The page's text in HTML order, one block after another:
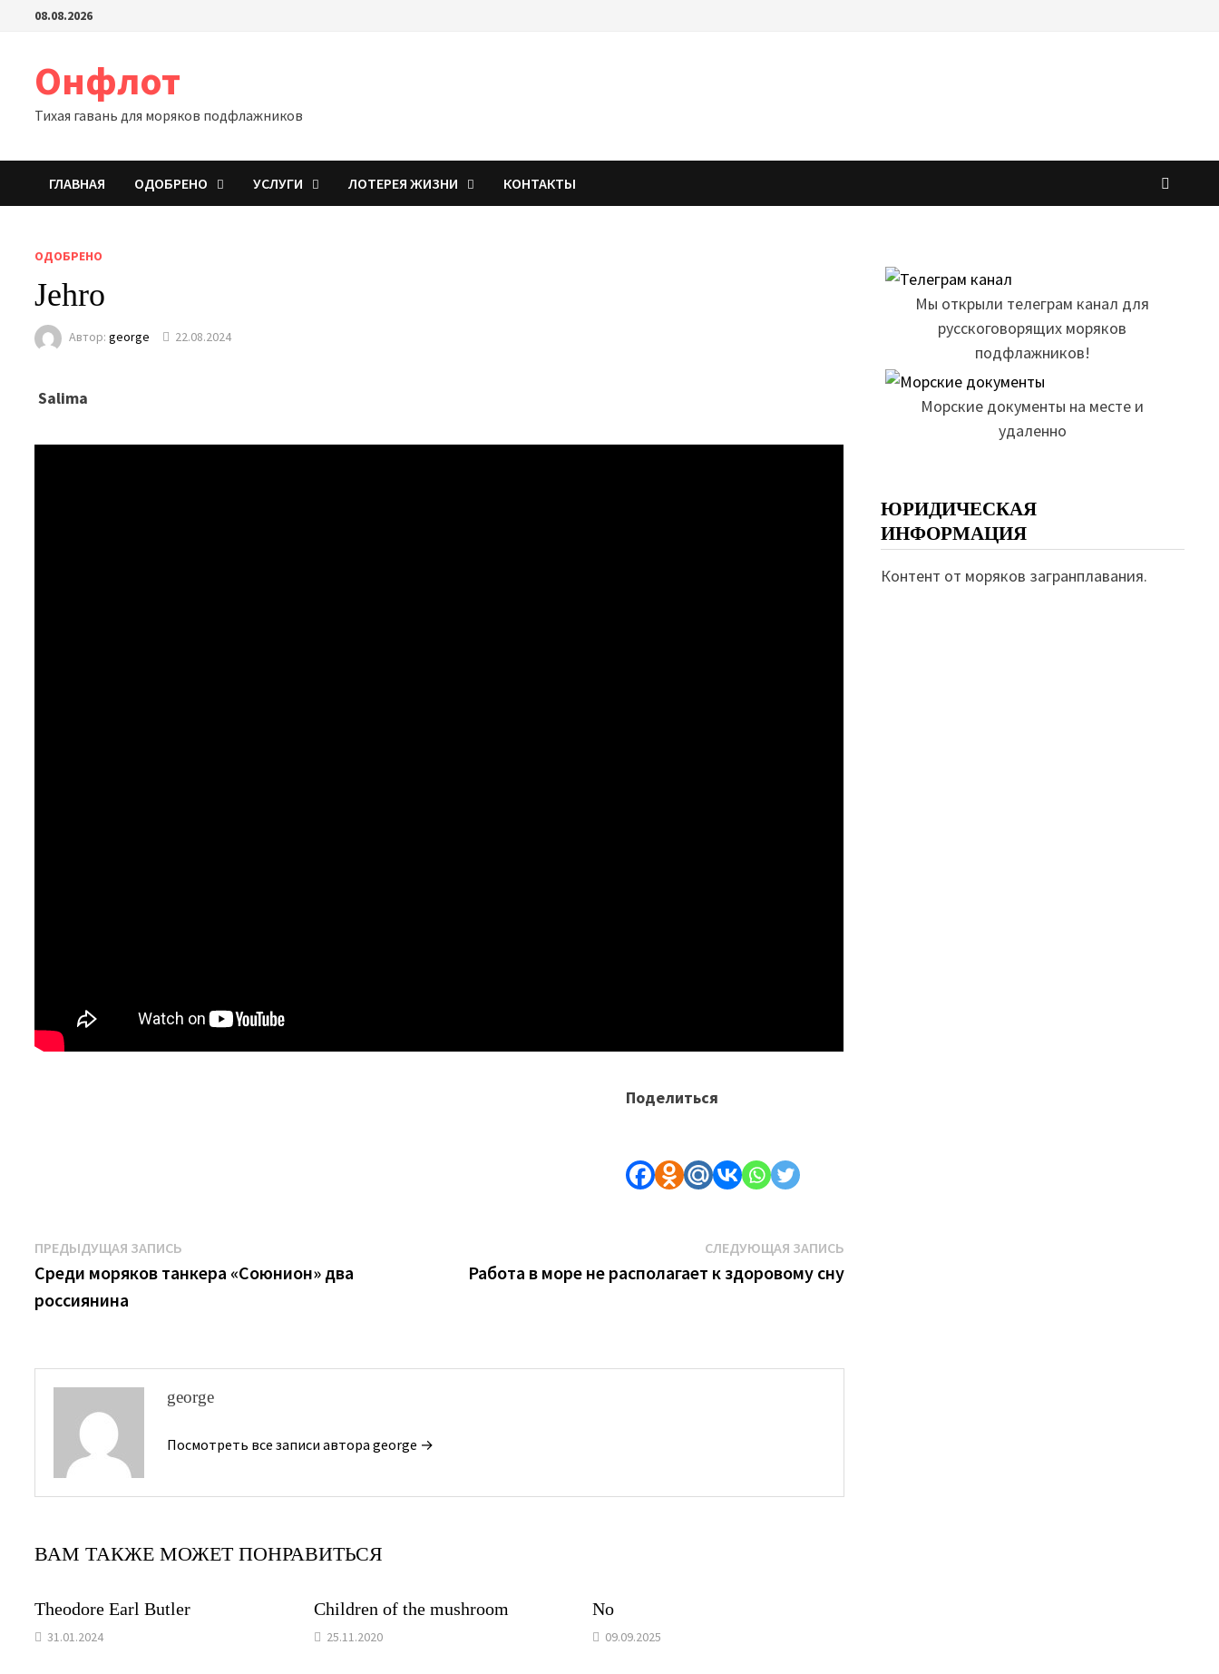
Перейти08.08.2026
Онфлот
Тихая гавань для моряков подфлажников
ГЛАВНАЯ ОДОБРЕНО УСЛУГИ ЛОТЕРЕЯ ЖИЗНИ КОНТАКТЫ
ОДОБРЕНО
Jehro
Автор:george 22.08.2024
Salima
Поделиться
Навигация
по
записям
ПРЕДЫДУЩАЯ ЗАПИСЬ
запись:
Среди моряков танкера «Союнион» два
россиянина
СЛЕДУЮЩАЯ ЗАПИСЬСледующая
запись:
Работа в море не располагает к здоровому сну
george
Посмотреть все записи автора george →
ВАМ ТАКЖЕ МОЖЕТ ПОНРАВИТЬСЯ
Theodore Earl Butler
31.01.2024
Children of the mushroom
25.11.2020
No
09.09.2025
Мы открыли телеграм канал для
русскоговорящих моряков
подфлажников!
Морские документы на месте и
удаленно
ЮРИДИЧЕСКАЯ
ИНФОРМАЦИЯ
Контент от моряков загранплавания.